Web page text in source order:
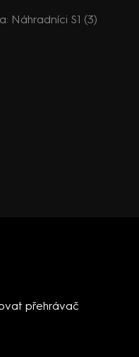
Náhradníci S1 (3)
přehrávač